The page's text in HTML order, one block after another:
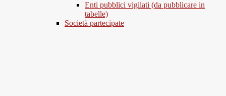
Enti pubblici vigilati (da pubblicare in
tabelle)
Società partecipate